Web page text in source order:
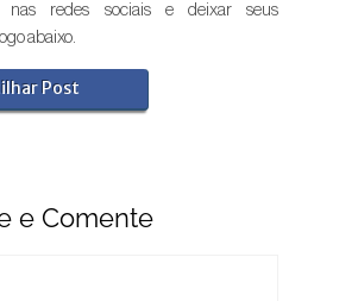
nas redes sociais e deixar seus
abaixo.
Post
e Comente